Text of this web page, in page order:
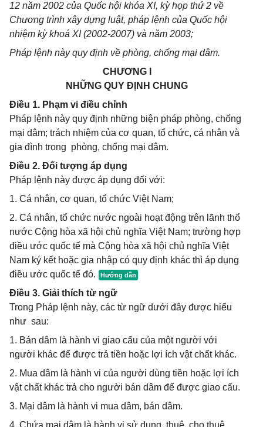
12 năm 2002 của Quốc hội khóa XI, kỳ họp thứ 2 về
Chương trình xây dựng luật, pháp lệnh của Quốc hội
nhiệm kỳ khoá XI (2002-2007) và năm 2003;
Pháp lệnh này quy định về phòng, chống mại dâm.
CHƯƠNG I
NHỮNG QUY ĐỊNH CHUNG
Điều 1. Phạm vi điều chỉnh
Pháp lệnh này quy định những biện pháp phòng, chống
mại dâm; trách nhiệm của cơ quan, tổ chức, cá nhân và
gia đình trong phòng, chống mại dâm.
Điều 2. Đối tượng áp dụng
Pháp lệnh này được áp dụng đối với:
1. Cá nhân, cơ quan, tổ chức Việt Nam;
2. Cá nhân, tổ chức nước ngoài hoạt động trên lãnh thổ
nước Cộng hòa xã hội chủ nghĩa Việt Nam; trường hợp
điều ước quốc tế mà Cộng hòa xã hội chủ nghĩa Việt
Nam ký kết hoặc gia nhập có quy định khác thì áp dụng
điều ước quốc tế đó.
Điều 3. Giải thích từ ngữ
Trong Pháp lệnh này, các từ ngữ dưới đây được hiểu
như sau:
1. Bán dâm là hành vi giao cấu của một người với
người khác để được trả tiền hoặc lợi ích vật chất khác.
2. Mua dâm là hành vi của người dùng tiền hoặc lợi ích
vật chất khác trả cho người bán dâm để được giao cấu.
3. Mại dâm là hành vi mua dâm, bán dâm.
4. Chứa mại dâm là hành vi sử dụng, thuê, cho thuê